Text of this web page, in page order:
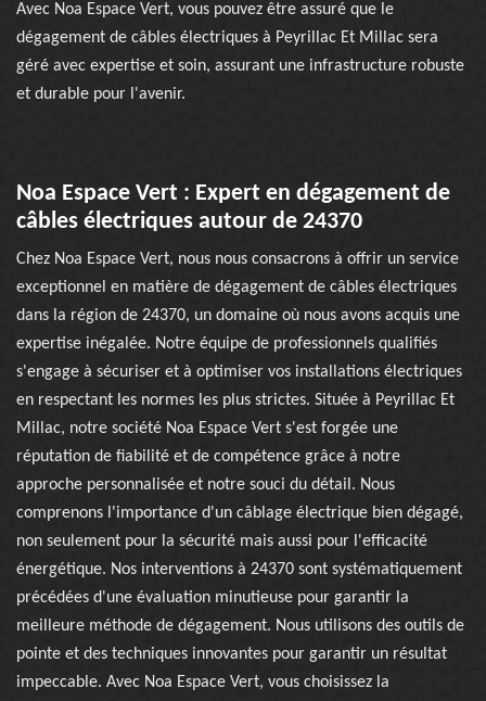
Avec Noa Espace Vert, vous pouvez être assuré que le
dégagement de câbles électriques à Peyrillac Et Millac sera
géré avec expertise et soin, assurant une infrastructure robuste
et durable pour l'avenir.
Noa Espace Vert : Expert en dégagement de
câbles électriques autour de 24370
Chez Noa Espace Vert, nous nous consacrons à offrir un service
exceptionnel en matière de dégagement de câbles électriques
dans la région de 24370, un domaine où nous avons acquis une
expertise inégalée. Notre équipe de professionnels qualifiés
s'engage à sécuriser et à optimiser vos installations électriques
en respectant les normes les plus strictes. Située à Peyrillac Et
Millac, notre société Noa Espace Vert s'est forgée une
réputation de fiabilité et de compétence grâce à notre
approche personnalisée et notre souci du détail. Nous
comprenons l'importance d'un câblage électrique bien dégagé,
non seulement pour la sécurité mais aussi pour l'efficacité
énergétique. Nos interventions à 24370 sont systématiquement
précédées d'une évaluation minutieuse pour garantir la
meilleure méthode de dégagement. Nous utilisons des outils de
pointe et des techniques innovantes pour garantir un résultat
impeccable. Avec Noa Espace Vert, vous choisissez la